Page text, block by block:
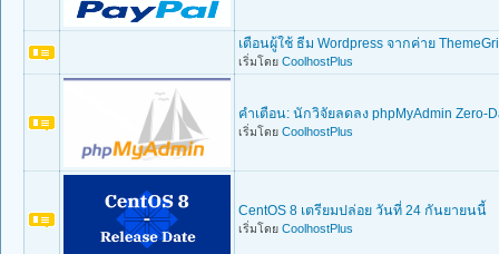
เตือนผู้ใช้ ธีม Wordpress จากค่าย
เริ่มโดย CoolhostPlus
คำเตือน: นักวิจัยลดลง phpMyAdmin Zero-
เริ่มโดย CoolhostPlus
CentOS 8 เตรียมปล่อย วันที่ 24 กันยายนนี้
เริ่มโดย CoolhostPlus